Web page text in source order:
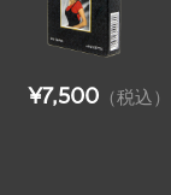
¥7,500 （税込）